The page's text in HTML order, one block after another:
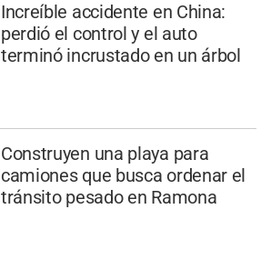
Increíble accidente en China:
perdió el control y el auto
terminó incrustado en un árbol
Construyen una playa para
camiones que busca ordenar el
tránsito pesado en Ramona